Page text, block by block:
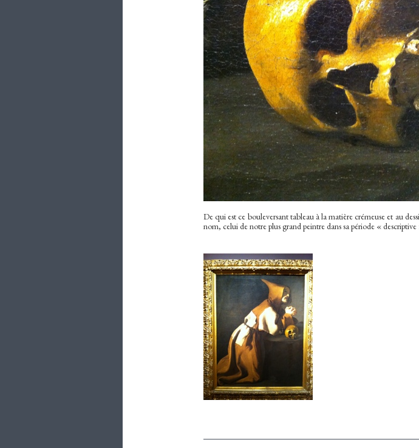
De qui est ce bouleversant tableau à la matière crémeuse et au
nom, celui de notre plus grand peintre dans sa période «